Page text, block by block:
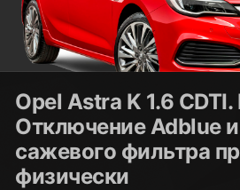
Opel Astra K 1.6
Отключение Adblue
сажевого фильтра
физически